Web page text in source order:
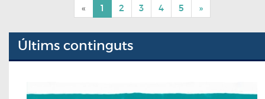
« 1 2 3 4 5 »
Últims continguts